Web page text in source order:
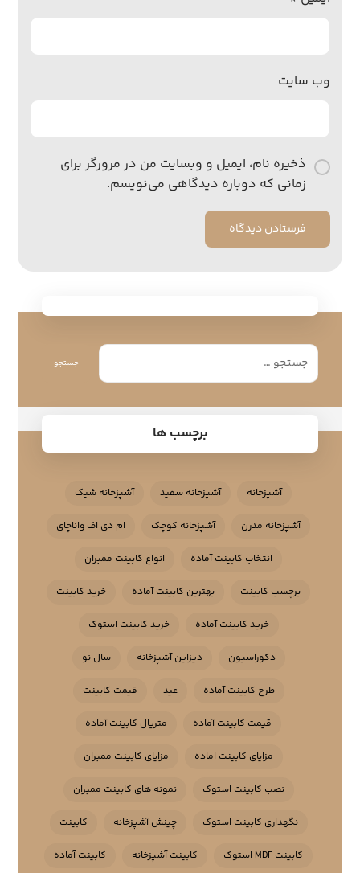
وب‌ سایت
ذخیره نام، ایمیل و وبسایت من در مرورگر برای
زمانی که دوباره دیدگاهی می‌نویسم.
فرستادن دیدگاه
جستجو
برچسب ها
آشپزخانه آشپزخانه سفید آشپزخانه شیک
آشپزخانه مدرن آشپزخانه کوچک ام دی اف واناچای
انتخاب کابینت آماده انواع کابینت ممبران
برچسب کابینت بهترین کابینت آماده خرید کابینت
خرید کابینت آماده خرید کابینت استوک
دکوراسیون دیزاین آشپزخانه سال نو
طرح کابینت آماده عید قیمت کابینت
قیمت کابینت آماده متریال کابینت آماده
مزایای کابینت اماده مزایای کابینت ممبران
نصب کابینت استوک نمونه های کابینت ممبران
نگهداری کابینت استوک چینش آشپزخانه کابینت
کابینت MDF استوک کابینت آشپزخانه کابینت آماده